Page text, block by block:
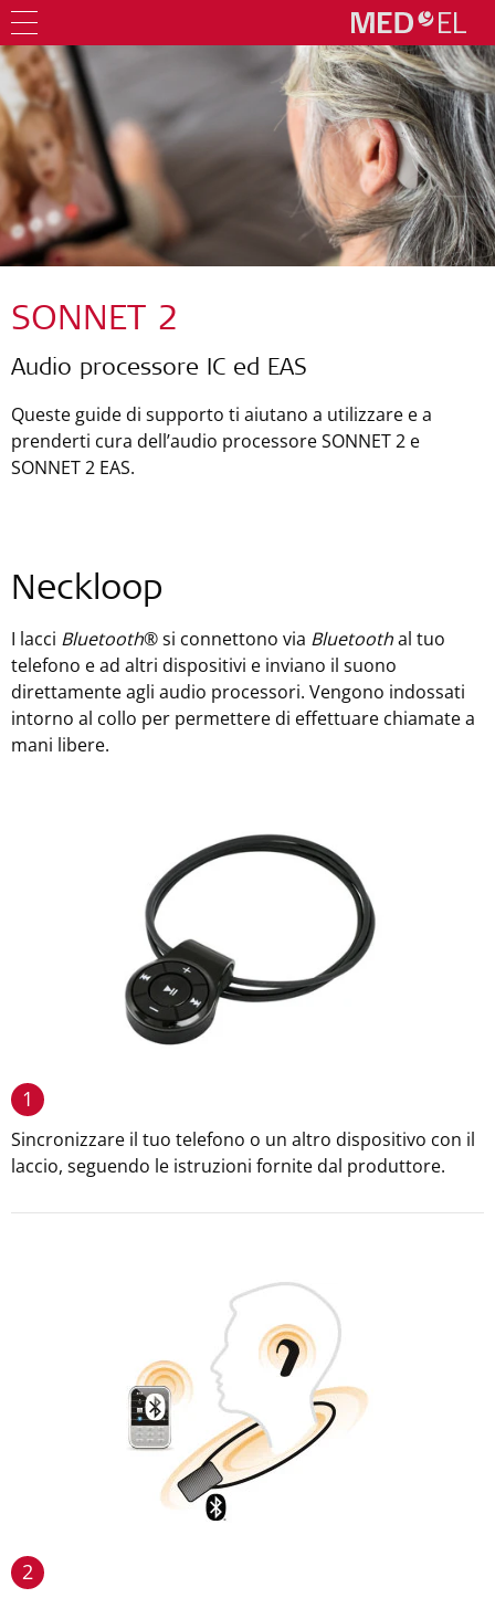
SONNET 2
Audio processore IC ed EAS
Queste guide di supporto ti aiutano a utilizzare e a
prenderti cura dell’audio processore SONNET 2 e
SONNET 2 EAS.
Neckloop
I lacci Bluetooth® si connettono via Bluetoothal tuo
telefono e ad altri dispositivi e inviano il suono
direttamente agli audio processori. Vengono indossati
intorno al collo per permettere di effettuare chiamate a
mani libere.
1
Sincronizzare il tuo telefono o un altro dispositivo con il
laccio, seguendo le istruzioni fornite dal produttore.
2